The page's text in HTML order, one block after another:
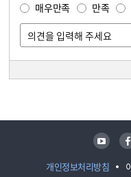
매우만족 만족
개인정보처리방침
유튜브 페이스북